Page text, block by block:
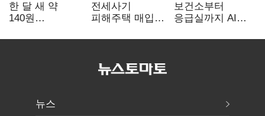
한 달 새 약
140원
엔저'에 원화
전세사기
피해주택 매입
누적 피해자
보건소부터
응급실까지 AI
혁신 본격화
뉴스